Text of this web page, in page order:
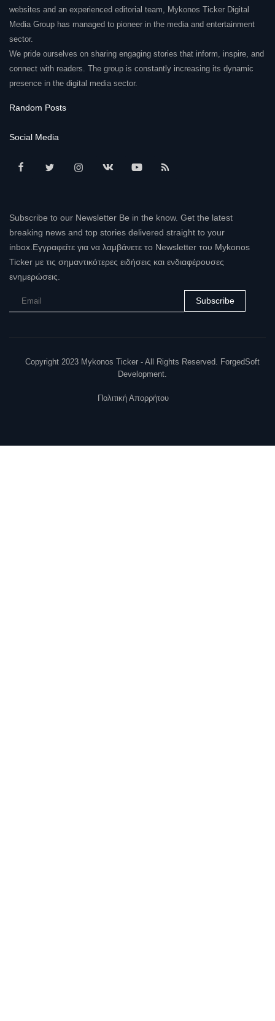
websites and an experienced editorial team, Mykonos Ticker Digital
Media Group has managed to pioneer in the media and entertainment
sector.
We pride ourselves on sharing engaging stories that inform, inspire, and
connect with readers. The group is constantly increasing its dynamic
presence in the digital media sector.
Random Posts
Social Media
Subscribe to our Newsletter Be in the know. Get the latest
breaking news and top stories delivered straight to your
inbox.Εγγραφείτε για να λαμβάνετε το Newsletter του Mykonos
Ticker με τις σημαντικότερες ειδήσεις και ενδιαφέρουσες
ενημερώσεις.
Subscribe
Copyright 2023 Mykonos Ticker - All Rights Reserved. ForgedSoft
Development.
Πολιτική Απορρήτου